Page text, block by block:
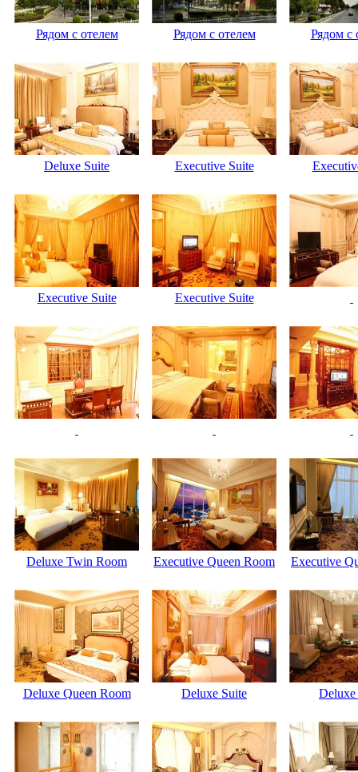
Рядом с отелем Рядом с отелем Рядом с
Deluxe Suite Executive Suite
Executive Suite Executive Suite
Deluxe Twin Room Executive Queen Room Executive
Deluxe Queen Room Deluxe Suite Deluxe